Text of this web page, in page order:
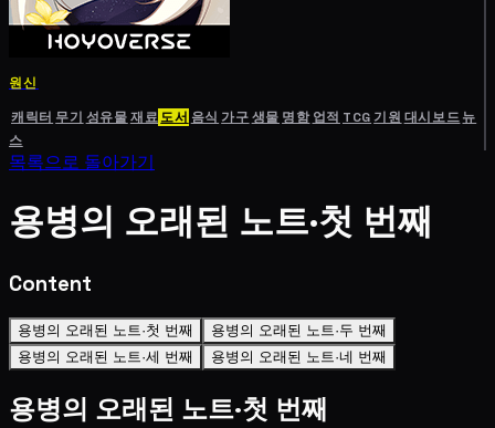
원신
캐릭터 무기 성유물재료도서 음식 가구생물 명함 업적 TCG기원 대시보드뉴
스
목록으로 돌아가기
용병의 오래된 노트·첫 번째
Content
용병의 오래된 노트·첫 번째
용병의 오래된 노트·두 번째
용병의 오래된 노트·세 번째
용병의 오래된 노트·네 번째
용병의 오래된 노트·첫 번째